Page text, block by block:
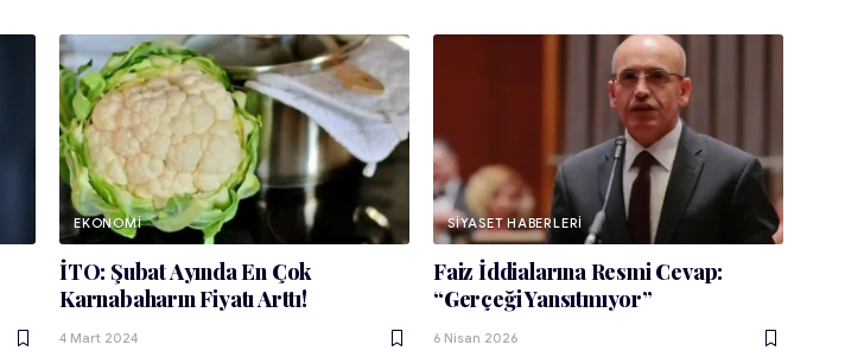
EKONOMI
İTO: Şubat Ayında En Çok
Karnabaharın Fiyatı Arttı!
4 Mart 2024
SIYASET HABERLERI
Faiz İddialarına Resmi Cevap:
“Gerçeği Yansıtmıyor”
6 Nisan 2026